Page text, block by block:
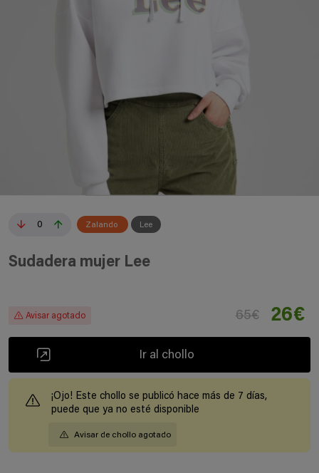
0 Zalando Lee
Sudadera mujer Lee
Avisar agotado 65€ 26€
Ir al chollo
¡Ojo! Este chollo se publicó hace más de 7 días,
puede que ya no esté disponible
Avisar de chollo agotado